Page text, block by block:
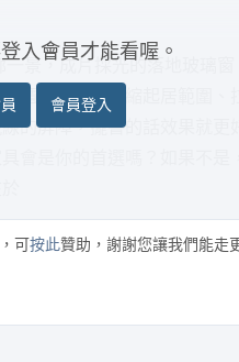
景，成片採光的落地玻璃窗
櫃，等同於內縮起居範圍、
的屏障，擺書的話效果就更
入會員才能看喔。
會員登入
可按此贊助，謝謝您讓我們能走